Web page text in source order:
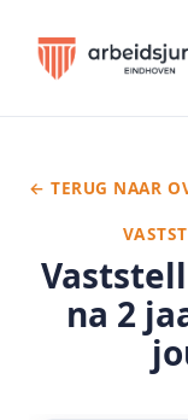
na 2
← TERUG NAAR